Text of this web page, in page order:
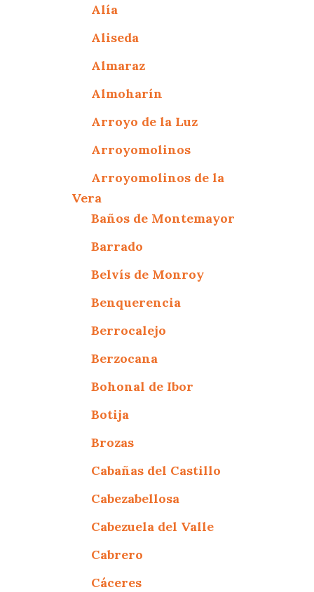
Alía
Aliseda
Almaraz
Almoharín
Arroyo de la Luz
Arroyomolinos
Arroyomolinos de la
Vera
Baños de Montemayor
Barrado
Belvís de Monroy
Benquerencia
Berrocalejo
Berzocana
Bohonal de Ibor
Botija
Brozas
Cabañas del Castillo
Cabezabellosa
Cabezuela del Valle
Cabrero
Cáceres